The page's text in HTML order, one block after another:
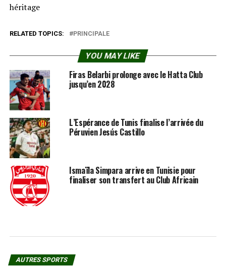
héritage
RELATED TOPICS: PRINCIPALE
YOU MAY LIKE
Firas Belarbi prolonge avec le Hatta Club
jusqu’en 2028
L’Espérance de Tunis finalise l’arrivée du
Péruvien Jesús Castillo
Ismaïla Simpara arrive en Tunisie pour
finaliser son transfert au Club Africain
AUTRES SPORTS